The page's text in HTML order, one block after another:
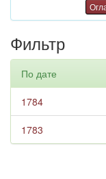
Фильтр
По дате
1784
1783